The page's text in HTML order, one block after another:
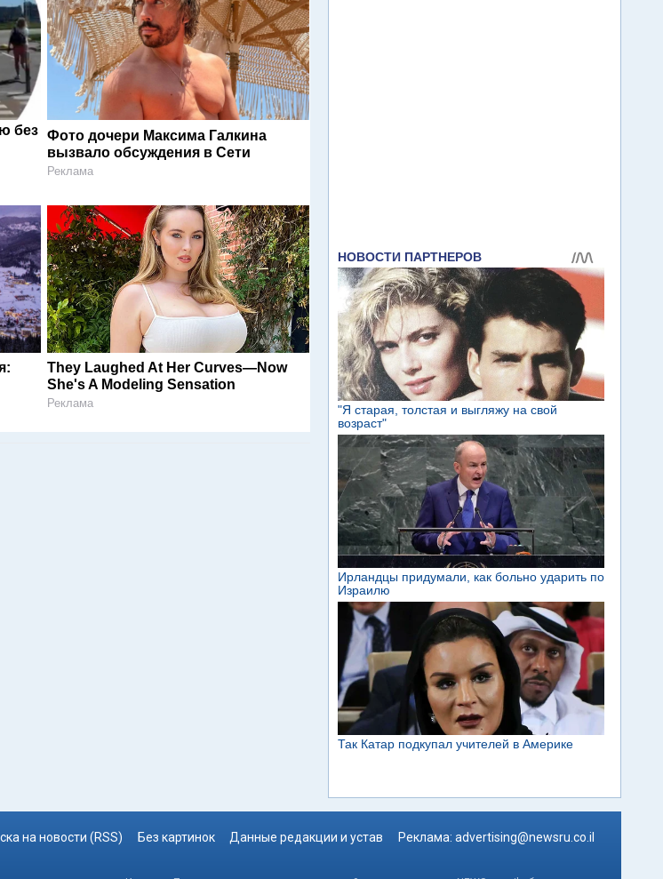
без
Фото дочери Максима Галкина
вызвало обсуждения в Сети
Реклама
They Laughed At Her Curves—Now
She's A Modeling Sensation
Реклама
на новости (RSS) Без картинок Данные редакции и устав Реклама: advertising@newsru.co.il